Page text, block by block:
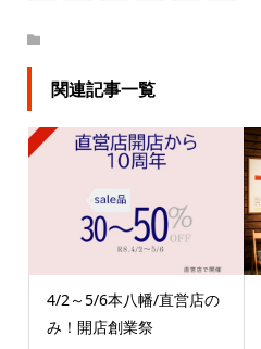
関連記事一覧
4/2～5/6本八幡/直営店の
み！開店創業祭